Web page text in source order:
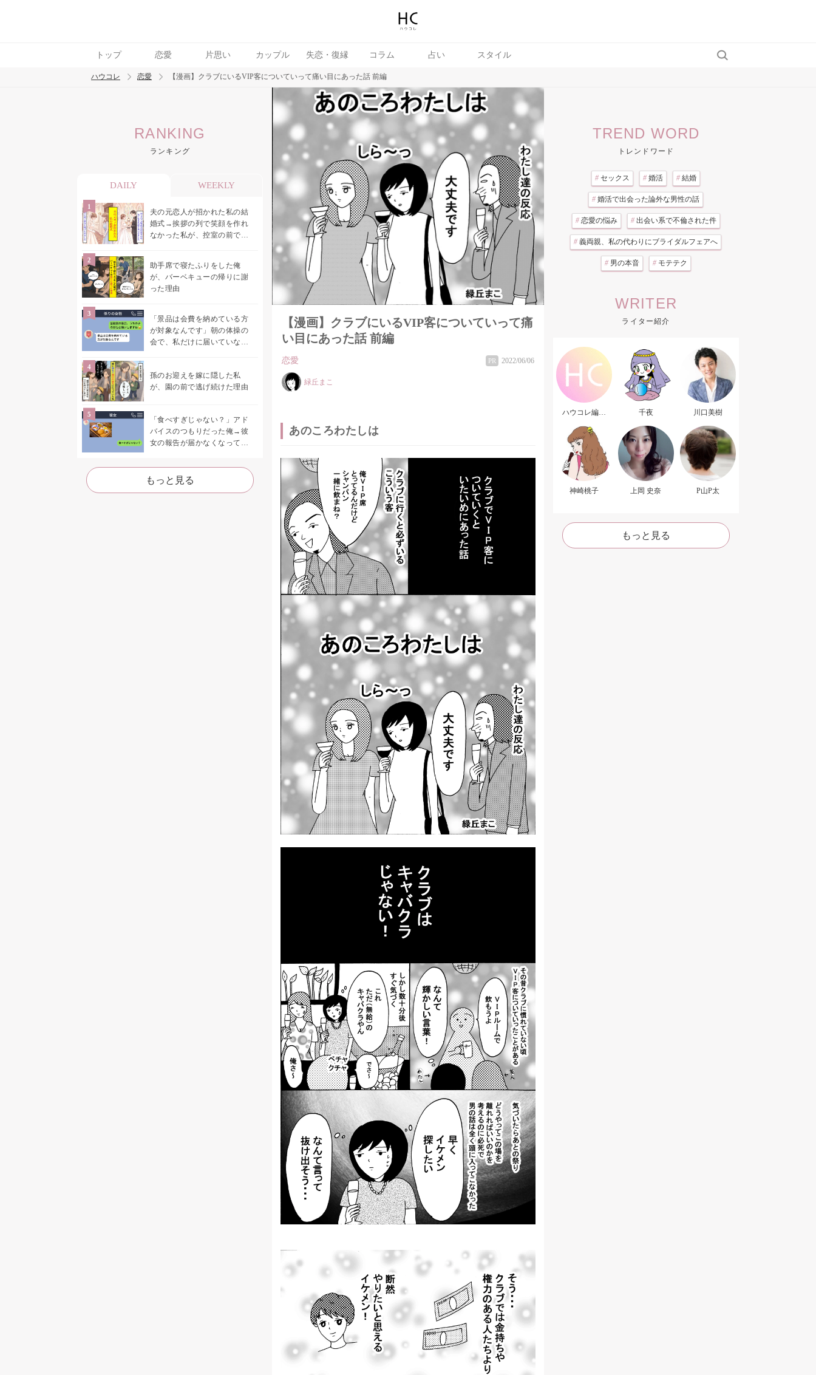
トップ 恋愛 片思い カップル 失恋・復縁 コラム 占い スタイル
トレンド ワード
ハウコレ 恋愛 【漫画】クラブにいるVIP客についていって痛い目にあった話 前編
RANKING
ランキング
DAILY WEEKLY
夫の元恋人が招かれた私の結
婚式→挨拶の列で笑顔を作れ
なかった私が、控室の前で彼
助手席で寝たふりをした俺
が、バーベキューの帰りに謝
った理由
「景品は会費を納めている方
が対象なんです」朝の体操の
会で、私だけに届いていなか
孫のお迎えを嫁に隠した私
が、園の前で逃げ続けた理由
「食べすぎじゃない？」アド
バイスのつもりだった俺→彼
女の報告が届かなくなって、
た
もっと見る
【漫画】クラブにいるVIP客についていって痛
い目にあった話 前編
恋愛 PR 2022/06/06
緑丘まこ
あのころわたしは
TREND WORD
トレンドワード
# セックス # 婚活 # 結婚
# 婚活で出会った論外な男性の話
# 恋愛の悩み # 出会い系で不倫された件
# 義両親、私の代わりにブライダルフェアへ
# 男の本音 # モテテク
WRITER
ライター紹介
ハウコレ編集
千夜 川口美樹
神崎桃子 上岡 史奈 P山P太
もっと見る